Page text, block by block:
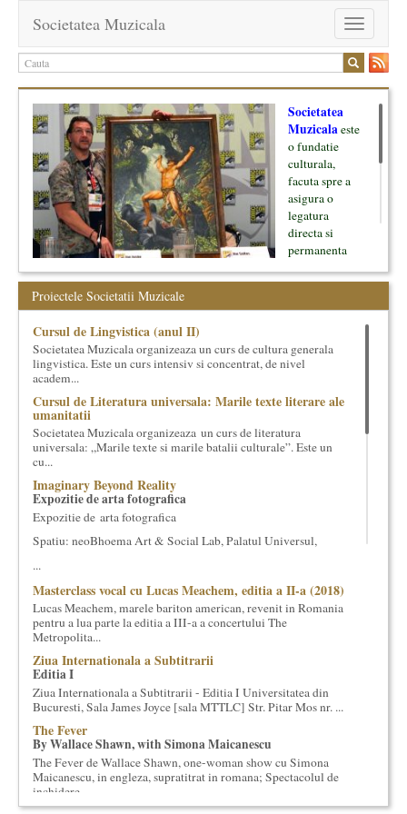
Toggle
navigation
Societatea Muzicala
Societatea
Muzicalaeste
o fundatie
culturala,
facuta spre a
asigura o
legatura
directa si
permanenta
oamenii ei, pe
inceput cu muzica clasica - si de aici numele -, insa acum
dezvoltam proiecte si in alte domenii ale culturii.
Facem management cultural, dezvoltam si administram proiecte
proprii sau preluate, modele si sisteme de finantare, marketing
cultural si consultanta. Organizam concursuri, concerte si
evenimente culturale, private sau publice, tinem cursuri de
cultura generala muzicala, teatrala, filosofica si de alte feluri.
cei care il finantateaza sunt in rubricile de mai jos.
Proiectele Societatii Muzicale
Cursul de Lingvistica (anul II)
Societatea Muzicala organizeaza un curs de cultura generala
lingvistica. Este un curs intensiv si concentrat, de nivel
academ...
Cursul de Literatura universala: Marile texte literare ale
umanitatii
Societatea Muzicala organizeaza un curs de literatura
universala: „Marile texte si marile batalii culturale”. Este un
cu...
Imaginary Beyond Reality
Expozitie de arta fotografica
Expozitie de arta fotografica
Spatiu: neoBhoema Art & Social Lab, Palatul Universul,
...
Masterclass vocal cu Lucas Meachem, editia a II-a (2018)
Lucas Meachem, marele bariton american, revenit in Romania
pentru a lua parte la editia a III-a a concertului The
Metropolita...
Ziua Internationala a Subtitrarii
Editia I
Ziua Internationala a Subtitrarii - Editia I Universitatea din
Bucuresti, Sala James Joyce [sala MTTLC] Str. Pitar Mos nr. ...
The Fever
By Wallace Shawn, with Simona Maicanescu
The Fever de Wallace Shawn, one-woman show cu Simona
Maicanescu, in engleza, supratitrat in romana; Spectacolul de
inchidere ...